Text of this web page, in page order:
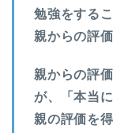
勉強をする
親からの評
親からの評
が、「本当
親の評価を